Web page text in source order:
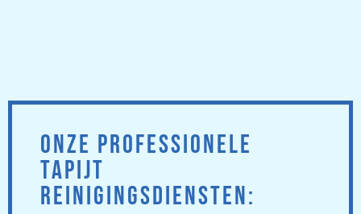
ONZE PROFESSIONELE
TAPIJT
REINIGINGSDIENSTEN: